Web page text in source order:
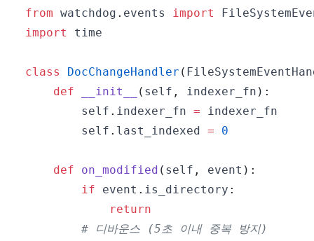
from watchdog . events import
import
class DocChangeHandler (
def
__init__ ( self , indexer_fn ) :
        self
. indexer_fn =
        self
. last_indexed = 0
def on_modified ( self , event ) :
if event . is_directory :
return
# 디바운스 (5초 이내 중복 방지)